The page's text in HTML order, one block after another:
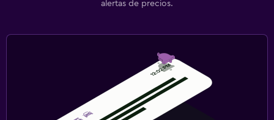
alertas de precios.